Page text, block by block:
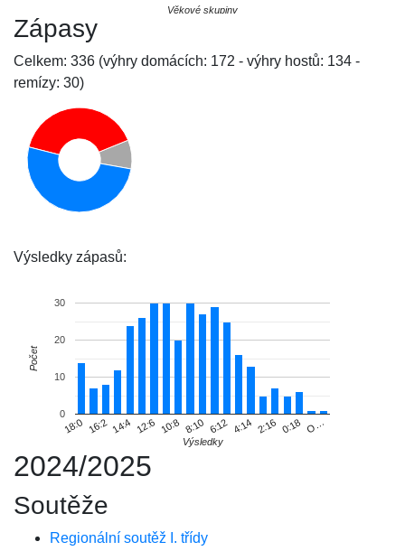
Věkové skupiny
Zápasy
Celkem: 336 (výhry domácích: 172 - výhry hostů: 134 -
remízy: 30)
Výsledky zápasů:
18:0 16:2 14:4 12:6 10:8 8:10 6:12 4:14 2:16 0:18 O…
0
10
20
30
Výsledky
Počet
2024/2025
Soutěže
Regionální soutěž I. třídy